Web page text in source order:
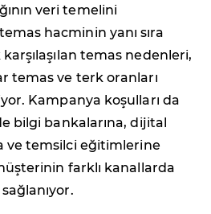
veri temelini
hacminin yanı sıra
karşılaşılan temas nedenleri,
temas ve terk oranları
Kampanya koşulları da
bilgi bankalarına, dijital
ve temsilci eğitimlerine
farklı kanallarda